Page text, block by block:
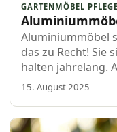
GARTENMÖBEL
Aluminiummöbel
das zu Recht! Sie
halten jahrelang.
brauchen ab und
15. August 2025